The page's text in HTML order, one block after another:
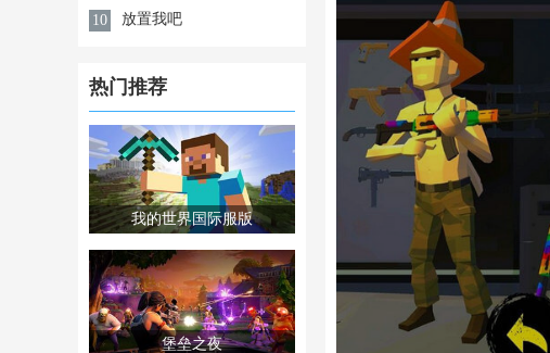
10 放置我吧
热门推荐
我的世界国际服版
堡垒之夜